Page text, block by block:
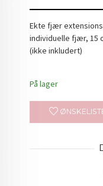
Ekte fjær
individuelle fjær, 15
(ikke inkludert)
På lager